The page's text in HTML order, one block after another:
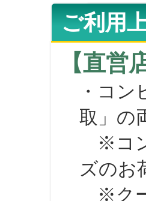
ご利用
【直営
・コン
取」の
※コン
ズのお
※クー